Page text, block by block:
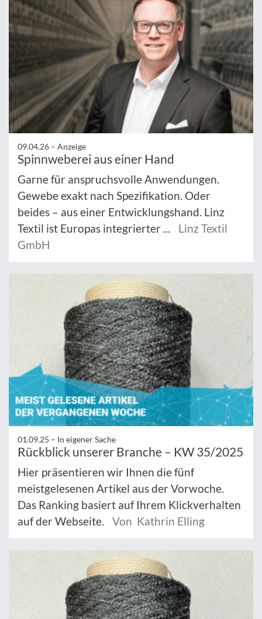
09.04.26 – Anzeige
Spinnweberei aus einer Hand
Garne für anspruchsvolle Anwendungen.
Gewebe exakt nach Spezifikation. Oder
beides – aus einer Entwicklungshand. Linz
Textil ist Europas integrierter ...
Linz Textil
GmbH
01.09.25 – In eigener Sache
Rückblick unserer Branche – KW 35/2025
Hier präsentieren wir Ihnen die fünf
meistgelesenen Artikel aus der Vorwoche.
Das Ranking basiert auf Ihrem Klickverhalten
auf der Webseite.
Von Kathrin Elling